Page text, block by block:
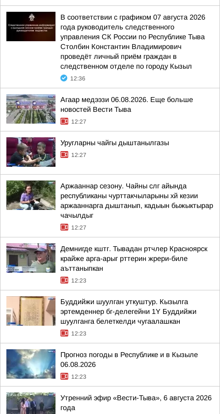
В соответствии с графиком 07 августа 2026
года руководитель следственного
управления СК России по Республике Тыва
Столбин Константин Владимирович
проведёт личный приём граждан в
следственном отделе по городу Кызыл
12:36
Агаар медээзи 06.08.2026. Еще больше
новостей Вести Тыва
12:27
Уругларны чайгы дыштанылгазы
12:27
Аржааннар сезону. Чайны слг айында
республиканы чурттакчыларыны хй кезии
аржааннарга дыштанып, кадыын быжыктырар
чачылдыг
12:27
Демнигде кштг. Тывадан ртчлер Красноярск
крайже арга-арыг рттерин жрери-биле
аъттаныпкан
12:23
Буддийжи шуулган уткуштур. Кызылга
эртемденнер бг-делегейни 1Y Буддийжи
шуулганга белеткелди чугаалашкан
12:23
Прогноз погоды в Республике и в Кызыле
06.08.2026
12:23
Утренний эфир «Вести-Тыва», 6 августа 2026
года